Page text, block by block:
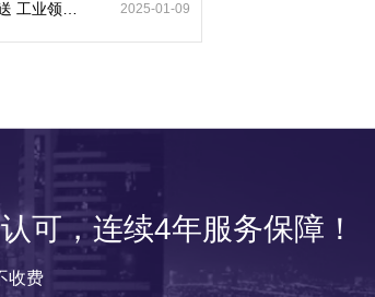
2025-01-09
可，连续4年服务保障！
收费